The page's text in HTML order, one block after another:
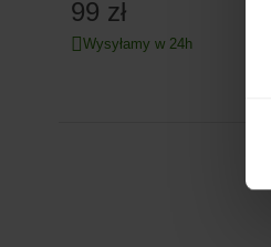
99 zł
Wysyłamy w 24h